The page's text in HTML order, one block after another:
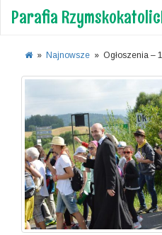
Parafia
» Najnowsze » Ogłoszenia –